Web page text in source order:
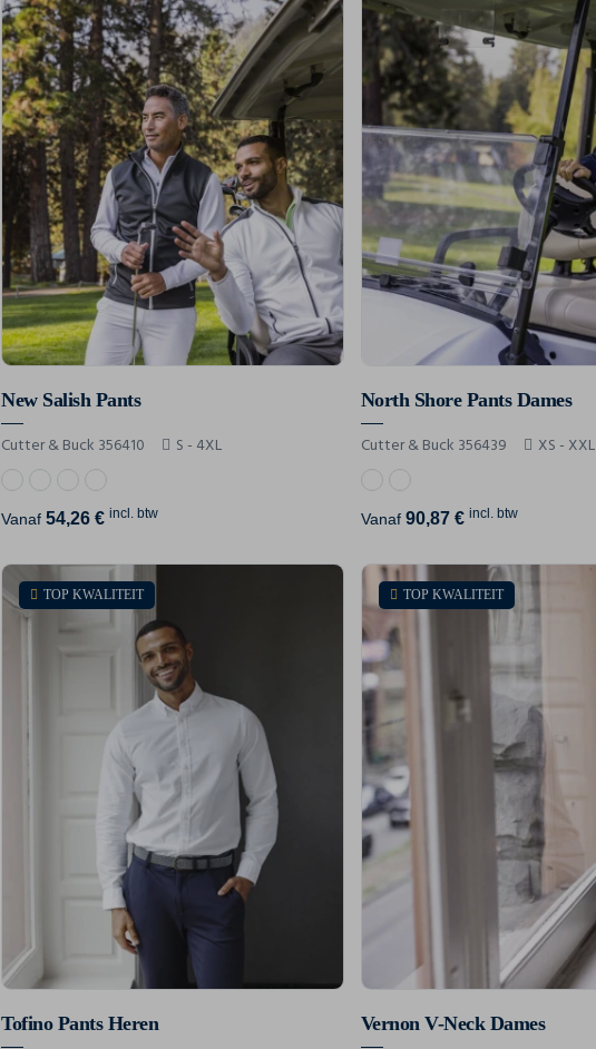
New Salish Pants
Cutter & Buck 356410 S - 4XL
Vanaf54,26 € incl. btw
North Shore Pants Dames
Cutter & Buck 356439 XS - XXL
Vanaf 90,87 € incl. btw
TOP KWALITEIT
Tofino Pants Heren
TOP KWALITEIT
Vernon V-Neck Dames